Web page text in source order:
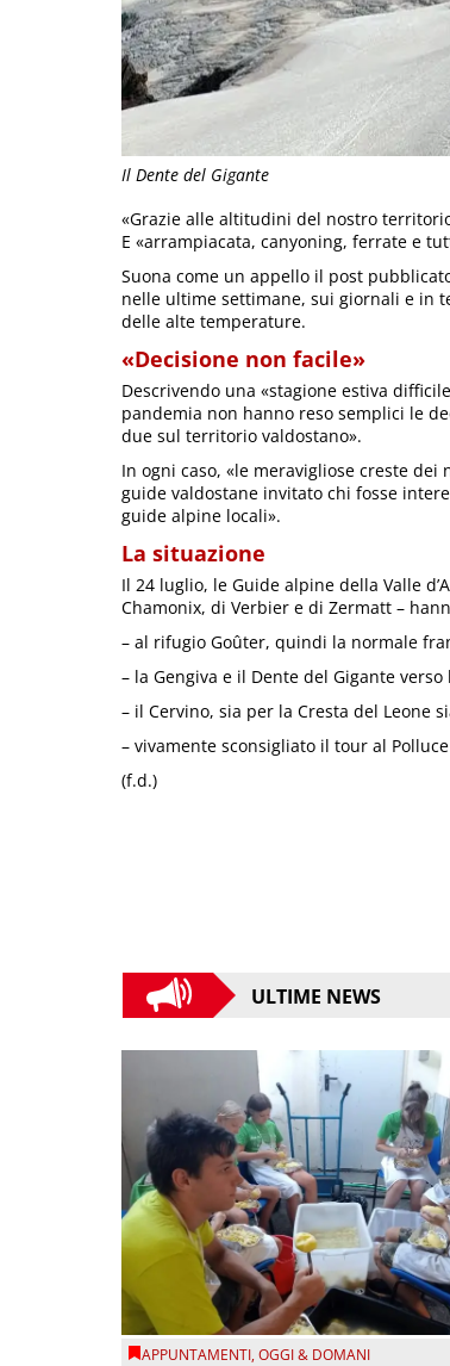
Il Dente del Gigante
«Grazie alle altitudini del nostro
E «arrampiacata, canyoning, ferrate e
Suona come un appello il post
nelle ultime settimane, sui giornali e in
delle alte temperature.
«Decisione non facile»
Descrivendo una «stagione estiva
pandemia non hanno reso semplici le
due sul territorio valdostano».
In ogni caso, «le meravigliose creste
guide valdostane invitato chi fosse
guide alpine locali».
La situazione
Il 24 luglio, le Guide alpine della Valle
Chamonix, di Verbier e di Zermatt –
– al rifugio Goûter, quindi la normale
– la Gengiva e il Dente del Gigante
– il Cervino, sia per la Cresta del Leone
– vivamente sconsigliato il tour al
(f.d.)
ULTIME NEWS
APPUNTAMENTI,OGGI & DOMANI